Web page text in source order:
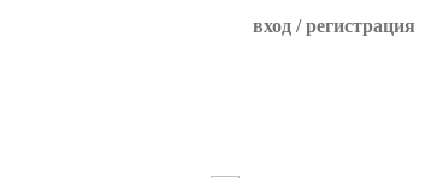
вход / регистрация